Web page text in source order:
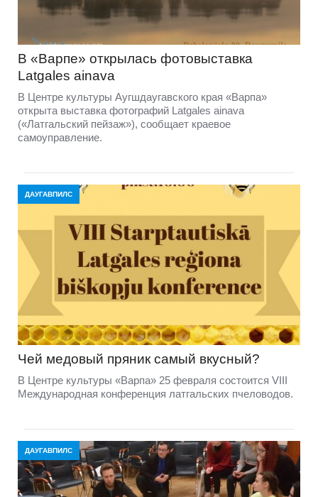
В «Варпе» открылась фотовыставка
Latgales ainava
В Центре культуры Аугшдаугавского края «Варпа»
открыта выставка фотографий Latgales ainava
(«Латгальский пейзаж»), сообщает краевое
самоуправление.
ДАУГАВПИЛС
Чей медовый пряник самый вкусный?
В Центре культуры «Варпа» 25 февраля состоится VIII
Международная конференция латгальских пчеловодов.
ДАУГАВПИЛС